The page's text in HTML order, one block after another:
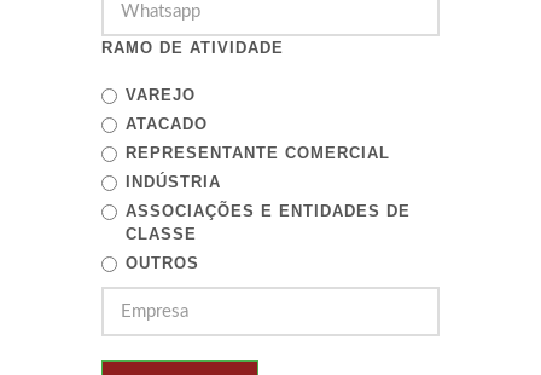
RAMO DE ATIVIDADE
VAREJO
ATACADO
REPRESENTANTE COMERCIAL
INDÚSTRIA
ASSOCIAÇÕES E ENTIDADES DE
CLASSE
OUTROS